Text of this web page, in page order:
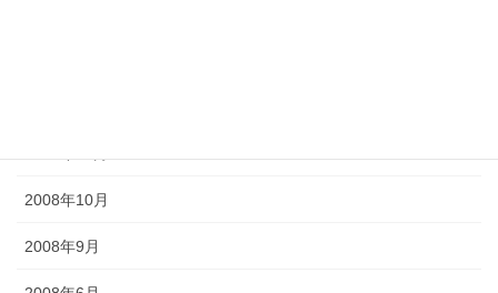
2008年10月
2008年9月